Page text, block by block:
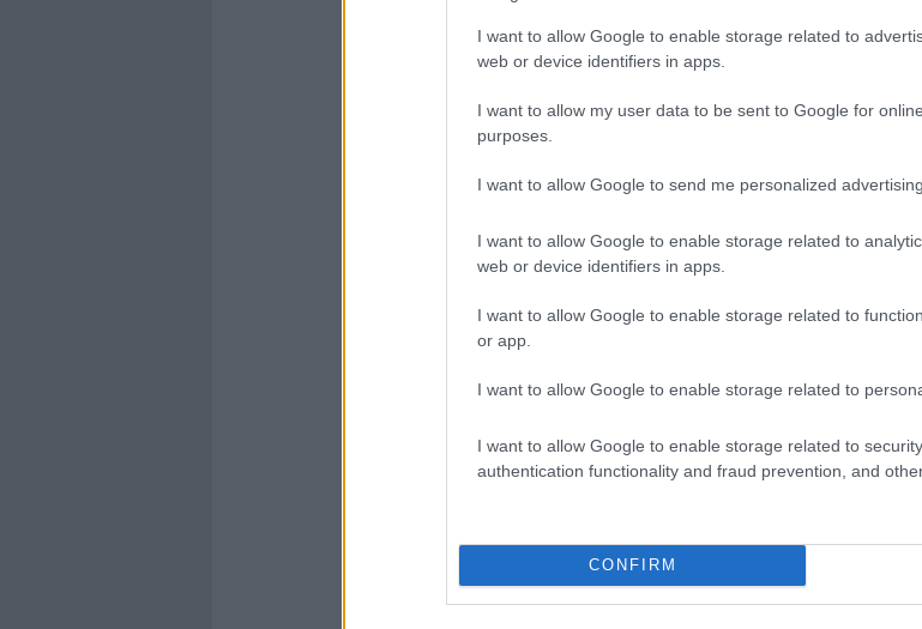
I want to allow Google to enable storage related to
web or device identifiers in apps.
I want to allow my user data to be sent to Google for
purposes.
I want to allow Google to send me personalized advertising.
I want to allow Google to enable storage related to
web or device identifiers in apps.
I want to allow Google to enable storage related to
or app.
I want to allow Google to enable storage related to
I want to allow Google to enable storage related to
authentication functionality and fraud prevention, and
CONFIRM